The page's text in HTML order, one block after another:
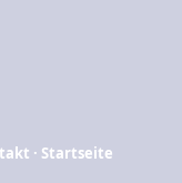
· Startseite